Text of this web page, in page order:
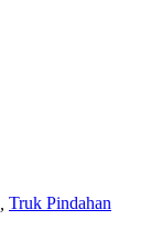
Truk Pindahan